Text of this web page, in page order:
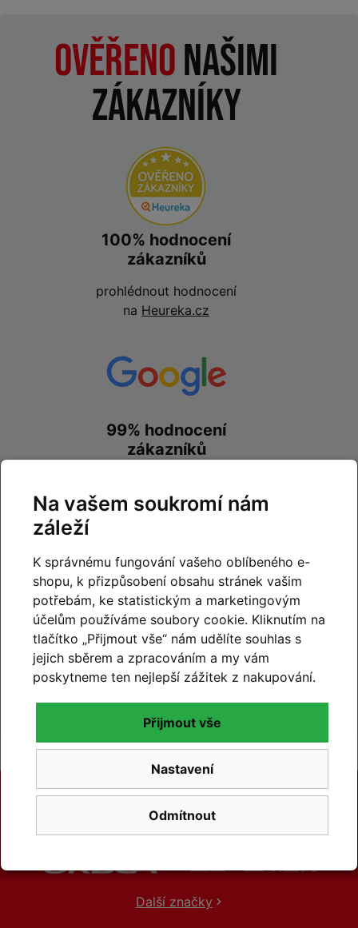
Ověřenonašimi
zákazníky
100% hodnocení
zákazníků
prohlédnout hodnocení
na Heureka.cz
99% hodnocení
zákazníků
naGoogle.com
99% hodnocení
zákazníků
prohlédnout hodnocení
Další značky
Na vašem soukromí nám
záleží
K správnému fungování vašeho oblíbeného e-
shopu, k přizpůsobení obsahu stránek vašim
potřebám, ke statistickým a marketingovým
účelům používáme soubory cookie. Kliknutím na
tlačítko „Přijmout vše“ nám udělíte souhlas s
jejich sběrem a zpracováním a my vám
poskytneme ten nejlepší zážitek z nakupování.
Odmítnout
Nastavení
Přijmout vše